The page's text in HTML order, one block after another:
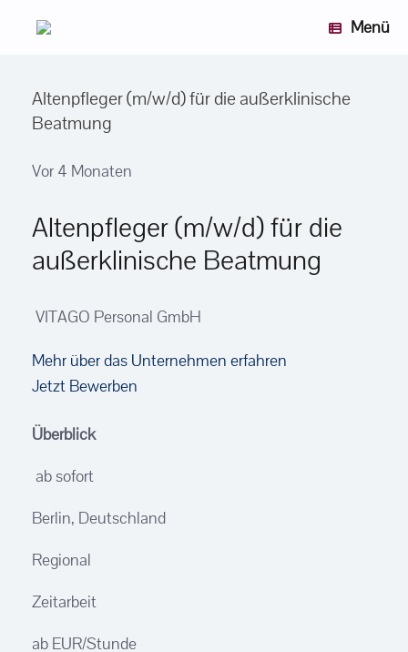
Menü
Altenpfleger (m/w/d) für die außerklinische
Beatmung
Vor 4 Monaten
Altenpfleger (m/w/d) für die
außerklinische Beatmung
VITAGO Personal GmbH
Mehr über das Unternehmen erfahren
Jetzt Bewerben
Überblick
ab sofort
Berlin, Deutschland
Regional
Zeitarbeit
ab EUR/Stunde